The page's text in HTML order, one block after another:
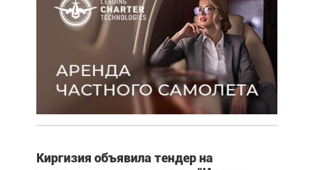
Киргизия объявила тендер на